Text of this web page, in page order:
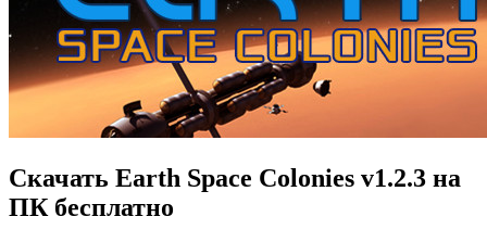
Скачать Earth Space Colonies v1.2.3 на
ПК бесплатно